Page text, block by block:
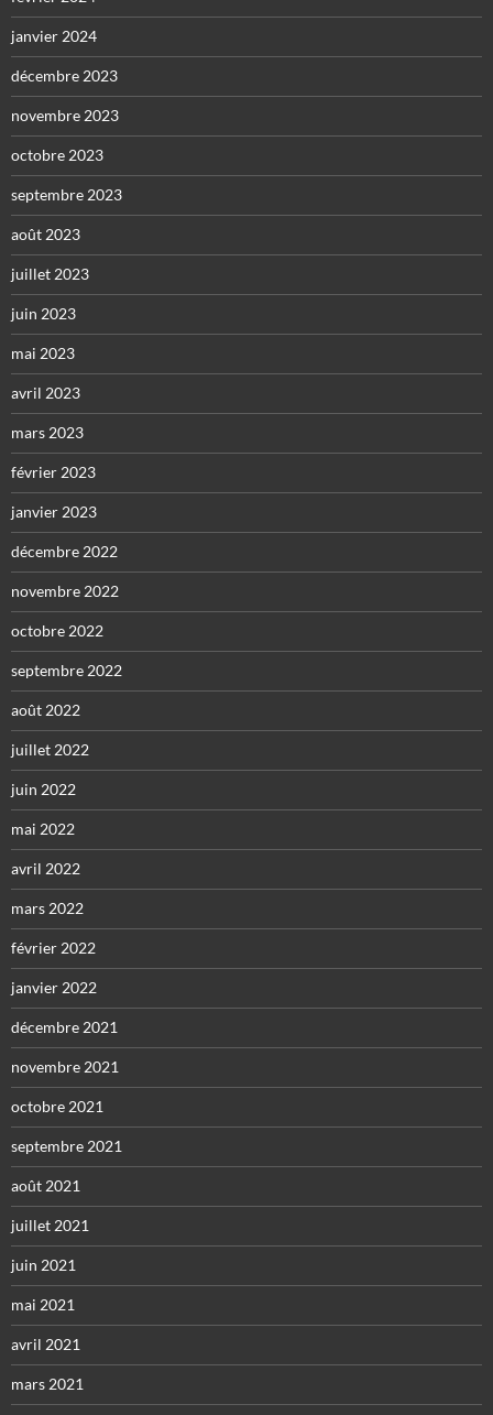
janvier 2024
décembre 2023
novembre 2023
octobre 2023
septembre 2023
août 2023
juillet 2023
juin 2023
mai 2023
avril 2023
mars 2023
février 2023
janvier 2023
décembre 2022
novembre 2022
octobre 2022
septembre 2022
août 2022
juillet 2022
juin 2022
mai 2022
avril 2022
mars 2022
février 2022
janvier 2022
décembre 2021
novembre 2021
octobre 2021
septembre 2021
août 2021
juillet 2021
juin 2021
mai 2021
avril 2021
mars 2021